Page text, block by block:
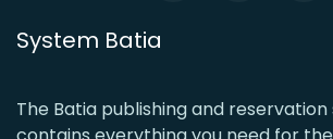
System Batia
The Batia publishing and